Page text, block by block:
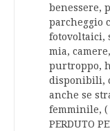
benessere,
parcheggio
fotovoltaici,
mia,
purtroppo,
disponibili,
anche se
femminile, (
PERDUTO